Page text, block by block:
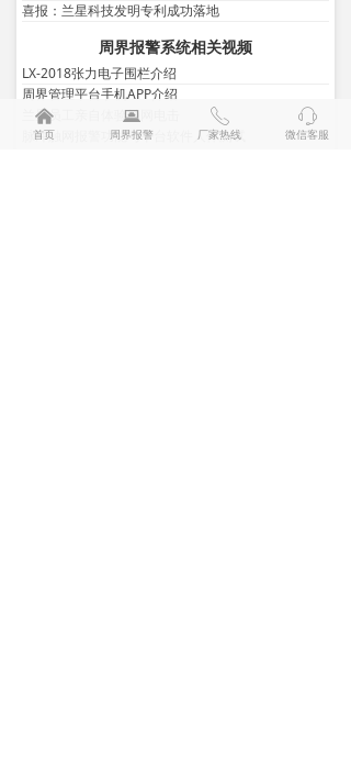
喜报：兰星科技发明专利成功落地
周界报警系统相关视频
LX-2018张力电子围栏介绍
周界管理平台手机APP介绍
兰星员工亲自体验触网电击
脉冲触网报警功能与平台软件人体测试
낀
首页
뀵
周界报警
ꂅ
厂家热线
ꁱ
微信客服